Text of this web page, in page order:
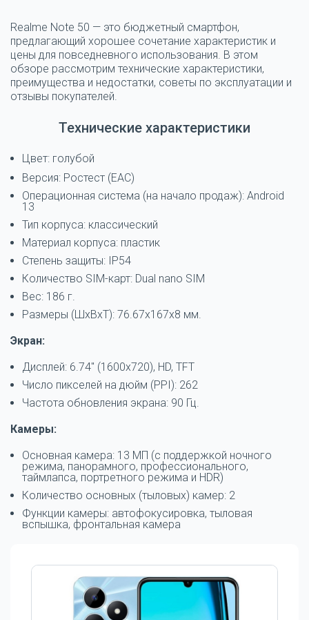
Realme Note 50 — это бюджетный смартфон,
предлагающий хорошее сочетание характеристик и
цены для повседневного использования. В этом
обзоре рассмотрим технические характеристики,
преимущества и недостатки, советы по эксплуатации и
отзывы покупателей.
Технические характеристики
Цвет: голубой
Версия: Ростест (EAC)
Операционная система (на начало продаж): Android
13
Тип корпуса: классический
Материал корпуса: пластик
Степень защиты: IP54
Количество SIM-карт: Dual nano SIM
Вес: 186 г.
Размеры (ШxВxТ): 76.67x167x8 мм.
Экран:
Дисплей: 6.74" (1600x720), HD, TFT
Число пикселей на дюйм (PPI): 262
Частота обновления экрана: 90 Гц.
Камеры:
Основная камера: 13 МП (с поддержкой ночного
режима, панорамного, профессионального,
таймлапса, портретного режима и HDR)
Количество основных (тыловых) камер: 2
Функции камеры: автофокусировка, тыловая
вспышка, фронтальная камера